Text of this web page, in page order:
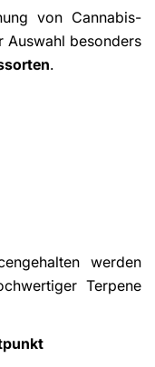
von Cannabis-
Auswahl besonders
.
werden
Terpene